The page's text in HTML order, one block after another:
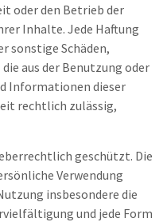
oder den Betrieb der
Inhalte. Jede Haftung
sonstige Schäden,
aus der Benutzung oder
Informationen dieser
rechtlich zulässig,
geschützt. Die
Verwendung
insbesondere die
und jede Form